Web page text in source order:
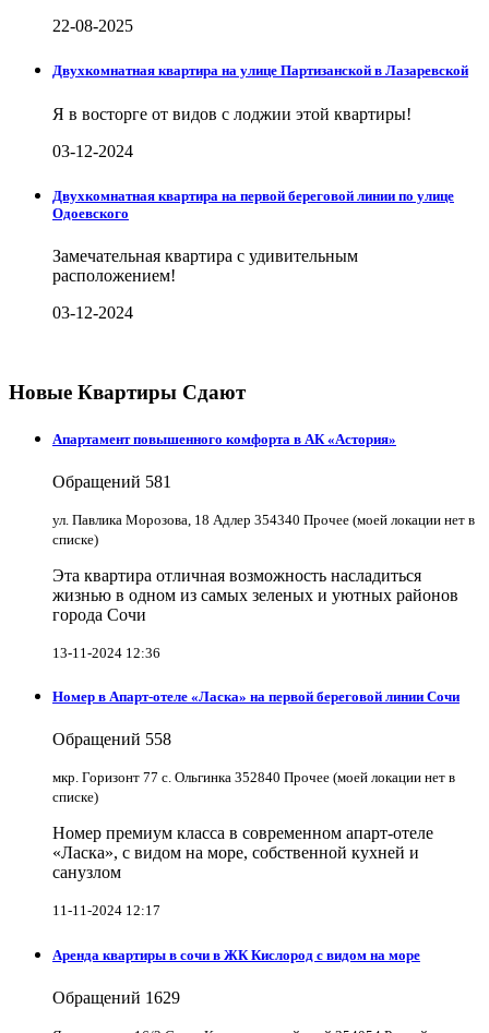
22-08-2025
Двухкомнатная квартира на улице Партизанской в Лазаревской
Я в восторге от видов с лоджии этой квартиры!
03-12-2024
Двухкомнатная квартира на первой береговой линии по улице
Одоевского
Замечательная квартира с удивительным
расположением!
03-12-2024
Новые Квартиры Сдают
Апартамент повышенного комфорта в АК «Астория»
Обращений 581
ул. Павлика Морозова, 18 Адлер 354340 Прочее (моей локации нет в
списке)
Эта квартира отличная возможность насладиться
жизнью в одном из самых зеленых и уютных районов
города Сочи
13-11-2024 12:36
Номер в Апарт-отеле «Ласка» на первой береговой линии Сочи
Обращений 558
мкр. Горизонт 77 с. Ольгинка 352840 Прочее (моей локации нет в
списке)
Номер премиум класса в современном апарт-отеле
«Ласка», с видом на море, собственной кухней и
санузлом
11-11-2024 12:17
Аренда квартиры в сочи в ЖК Кислород с видом на море
Обращений 1629